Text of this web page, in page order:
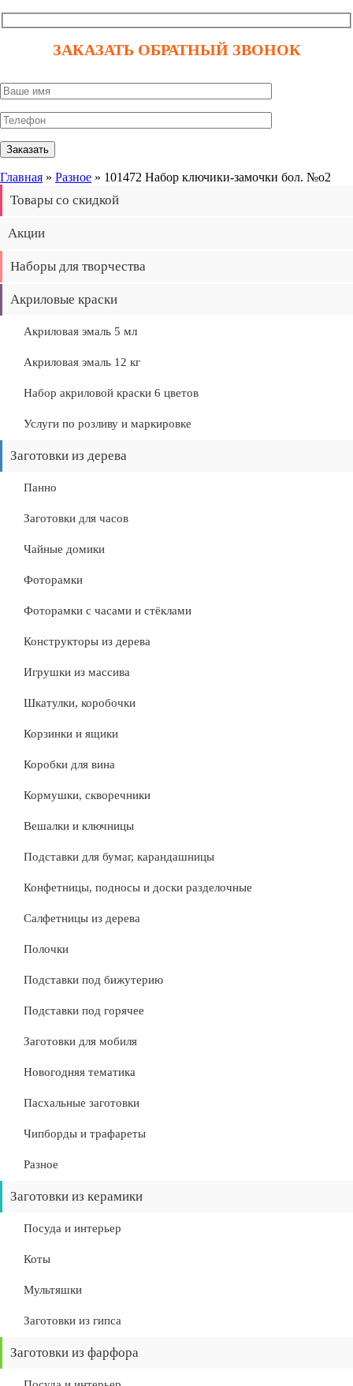
ЗАКАЗАТЬ ОБРАТНЫЙ ЗВОНОК
Главная » Разное » 101472 Набор ключики-замочки бол. №о2
Товары со скидкой
Акции
Наборы для творчества
Акриловые краски
Акриловая эмаль 5 мл
Акриловая эмаль 12 кг
Набор акриловой краски 6 цветов
Услуги по розливу и маркировке
Заготовки из дерева
Панно
Заготовки для часов
Чайные домики
Фоторамки
Фоторамки с часами и стёклами
Конструкторы из дерева
Игрушки из массива
Шкатулки, коробочки
Корзинки и ящики
Коробки для вина
Кормушки, скворечники
Вешалки и ключницы
Подставки для бумаг, карандашницы
Конфетницы, подносы и доски разделочные
Салфетницы из дерева
Полочки
Подставки под бижутерию
Подставки под горячее
Заготовки для мобиля
Новогодняя тематика
Пасхальные заготовки
Чипборды и трафареты
Разное
Заготовки из керамики
Посуда и интерьер
Коты
Мультяшки
Заготовки из гипса
Заготовки из фарфора